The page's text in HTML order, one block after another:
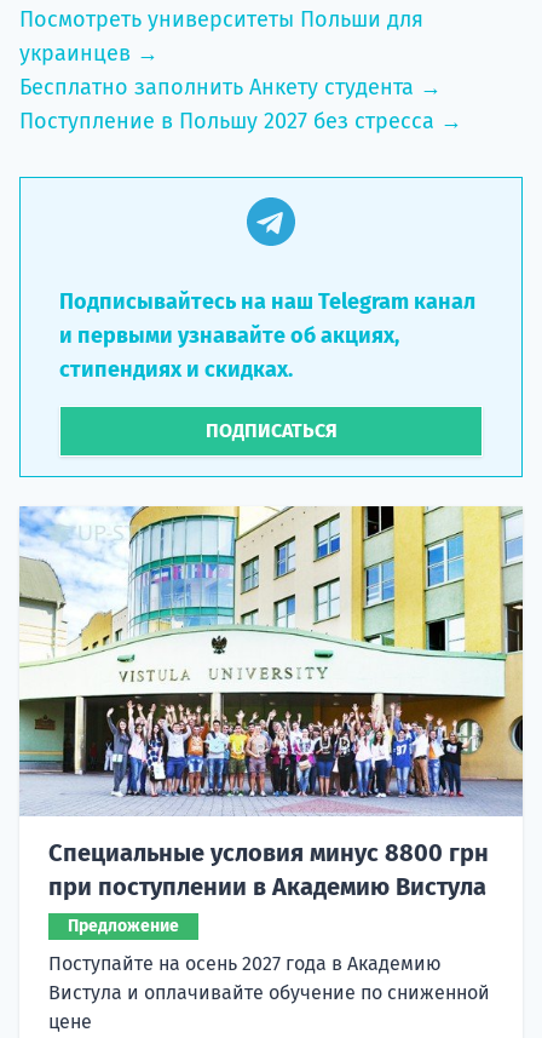
Посмотреть университеты Польши для
украинцев →
Бесплатно заполнить Анкету студента →
Поступление в Польшу 2027 без стресса →
Подписывайтесь на наш Telegram канал
и первыми узнавайте об акциях,
стипендиях и скидках.
ПОДПИСАТЬСЯ
Специальные условия минус 8800 грн
при поступлении в Академию Вистула
Предложение
Поступайте на осень 2027 года в Академию
Вистула и оплачивайте обучение по сниженной
цене